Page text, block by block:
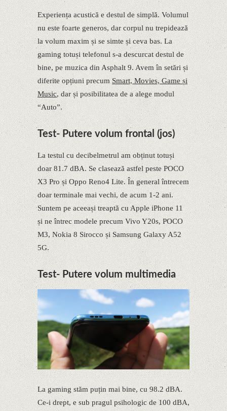
Experiența acustică e destul de simplă. Volumul
nu este foarte generos, dar corpul nu trepidează
la volum maxim și se simte și ceva bas. La
gaming totuși telefonul s-a descurcat destul de
bine, pe muzica din Asphalt 9. Avem în setări și
diferite opțiuni precumSmart, Movies, Game și
Music, dar și posibilitatea de a alege modul
“Auto”.
Test- Putere volum frontal (jos)
La testul cu decibelmetrul am obținut totuși
doar 81.7 dBA. Se clasează astfel peste POCO
X3 Pro și Oppo Reno4 Lite. În general întrecem
doar terminale mai vechi, de acum 1-2 ani.
Suntem pe aceeași treaptă cu Apple iPhone 11
și ne întrec modele precum Vivo Y20s, POCO
M3, Nokia 8 Sirocco și Samsung Galaxy A52
5G.
Test- Putere volum multimedia
La gaming stăm puțin mai bine, cu 98.2 dBA.
Ce-i drept, e sub pragul psihologic de 100 dBA,